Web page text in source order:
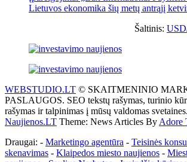
Lietuvos ekonomika šių metų antrąjį
Šaltinis:
WEBSTUDIO.LT © SKAITMENINIO
PASLAUGOS. SEO tekstų rašymas, turinio
rašymas ir talpinimas į mūsų valdomas
Naujienos.LT Theme: News Articles By Adore
Draugai: - Marketingo agentūra - Teisinės
skenavimas - Klaipedos miesto naujienos -